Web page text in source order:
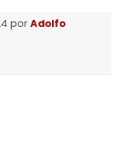
por Adolfo